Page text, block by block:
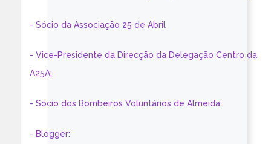
- Sócio da Associação 25 de Abril
- Vice-Presidente da Direcção da Delegação Centro da
A25A;
- Sócio dos Bombeiros Voluntários de Almeida
- Blogger: